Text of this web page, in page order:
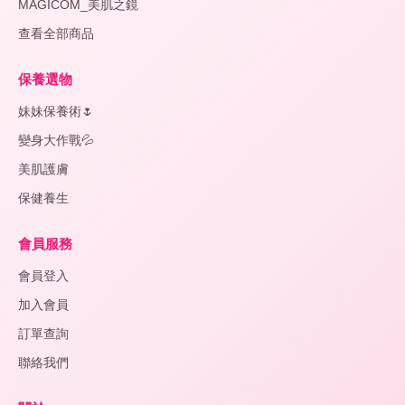
MAGICOM_美肌之鏡
查看全部商品
保養選物
妹妹保養術🌷
變身大作戰💦
美肌護膚
保健養生
會員服務
會員登入
加入會員
訂單查詢
聯絡我們